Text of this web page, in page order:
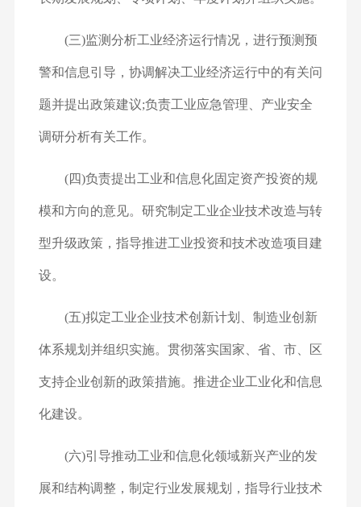
(三)监测分析工业经济运行情况，进行预测预
警和信息引导，协调解决工业经济运行中的有关问
题并提出政策建议;负责工业应急管理、产业安全
调研分析有关工作。
(四)负责提出工业和信息化固定资产投资的规
模和方向的意见。研究制定工业企业技术改造与转
型升级政策，指导推进工业投资和技术改造项目建
设。
(五)拟定工业企业技术创新计划、制造业创新
体系规划并组织实施。贯彻落实国家、省、市、区
支持企业创新的政策措施。推进企业工业化和信息
化建设。
(六)引导推动工业和信息化领域新兴产业的发
展和结构调整，制定行业发展规划，指导行业技术